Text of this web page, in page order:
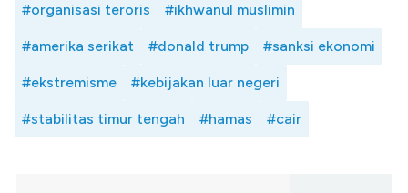
#organisasi teroris #ikhwanul muslimin
#amerika serikat #donald trump #sanksi ekonomi
#ekstremisme #kebijakan luar negeri
#stabilitas timur tengah #hamas #cair